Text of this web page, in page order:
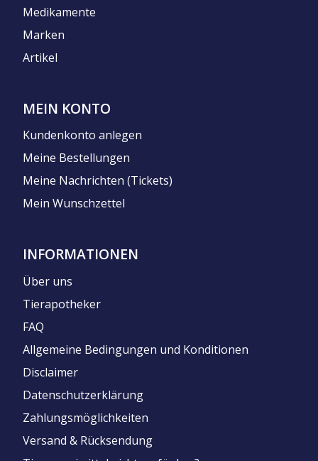
Medikamente
Marken
Artikel
MEIN KONTO
Kundenkonto anlegen
Meine Bestellungen
Meine Nachrichten (Tickets)
Mein Wunschzettel
INFORMATIONEN
Über uns
Tierapotheker
FAQ
Allgemeine Bedingungen und Konditionen
Disclaimer
Datenschutzerklärung
Zahlungsmöglichkeiten
Versand & Rücksendung